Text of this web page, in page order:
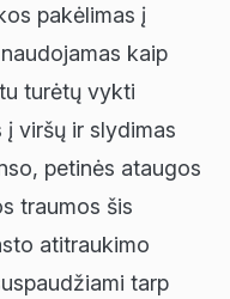
pakėlimas į
kaip
turėtų vykti
viršų ir slydimas
petinės ataugos
traumos šis
atitraukimo
tarp